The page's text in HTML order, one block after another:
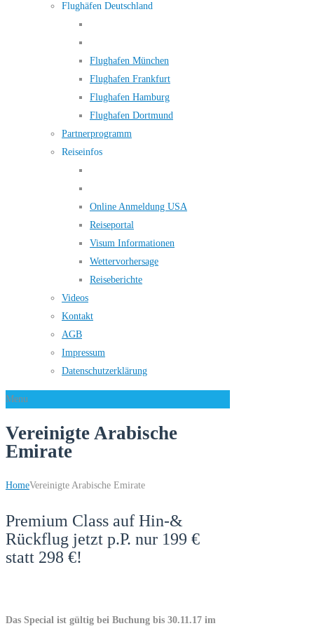
Flughäfen Deutschland
Flughafen München
Flughafen Frankfurt
Flughafen Hamburg
Flughafen Dortmund
Partnerprogramm
Reiseinfos
Online Anmeldung USA
Reiseportal
Visum Informationen
Wettervorhersage
Reiseberichte
Videos
Kontakt
AGB
Impressum
Datenschutzerklärung
Menu
Vereinigte Arabische
Emirate
HomeVereinigte Arabische Emirate
Premium Class auf Hin-&
Rückflug jetzt p.P. nur 199 €
statt 298 €!
Das Special ist gültig bei Buchung bis 30.11.17 im